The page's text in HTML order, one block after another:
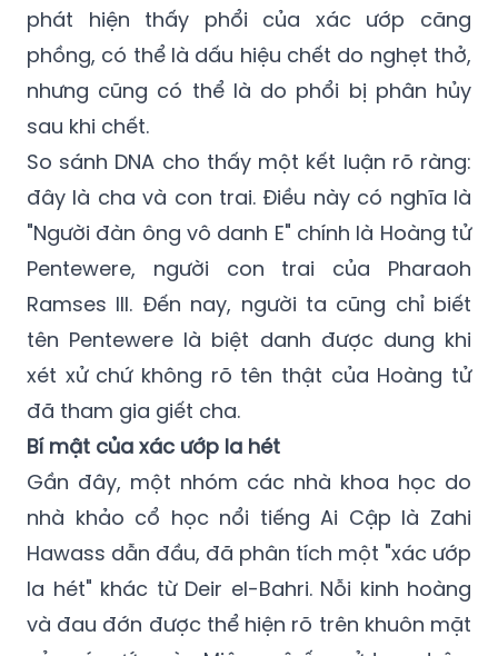
phát hiện thấy phổi của xác ướp căng
phồng, có thể là dấu hiệu chết do nghẹt thở,
nhưng cũng có thể là do phổi bị phân hủy
sau khi chết.
So sánh DNA cho thấy một kết luận rõ ràng:
đây là cha và con trai. Điều này có nghĩa là
"Người đàn ông vô danh E" chính là Hoàng tử
Pentewere, người con trai của Pharaoh
Ramses III. Đến nay, người ta cũng chỉ biết
tên Pentewere là biệt danh được dung khi
xét xử chứ không rõ tên thật của Hoàng tử
đã tham gia giết cha.
Bí mật của xác ướp la hét
Gần đây, một nhóm các nhà khoa học do
nhà khảo cổ học nổi tiếng Ai Cập là Zahi
Hawass dẫn đầu, đã phân tích một "xác ướp
la hét" khác từ Deir el-Bahri. Nỗi kinh hoàng
và đau đớn được thể hiện rõ trên khuôn mặt